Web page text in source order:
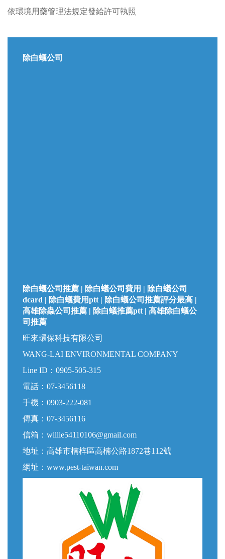
依環境用藥管理法規定發給許可執照
除白蟻公司
除白蟻公司推薦 | 除白蟻公司費用 | 除白蟻公司
dcard | 除白蟻費用ptt | 除白蟻公司推薦評分最高 |
高雄除蟲公司推薦 | 除白蟻推薦ptt | 高雄除白蟻公
司推薦
旺來環保科技有限公司
WANG-LAI ENVIRONMENTAL COMPANY
Line ID： 0905-505-315
電話： 07-3456118
手機： 0903-222-081
傳真： 07-3456116
信箱： willie54110106@gmail.com
地址：高雄市楠梓區高楠公路1872巷112號
網址： www.pest-taiwan.com